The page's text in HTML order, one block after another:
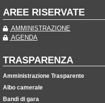
AREE RISERVATE
AMMINISTRAZIONE
AGENDA
TRASPARENZA
Amministrazione Trasparente
Albo camerale
Bandi di gara